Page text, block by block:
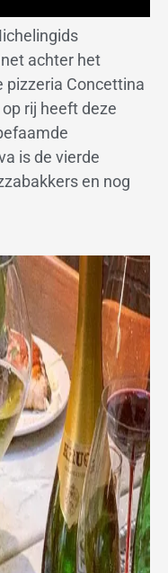
achter het
pizzeria Concettina
rij heeft deze
is de vierde
en nog